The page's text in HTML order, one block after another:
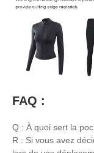
FAQ :
Q : À quoi sert la
R : Si vous avez